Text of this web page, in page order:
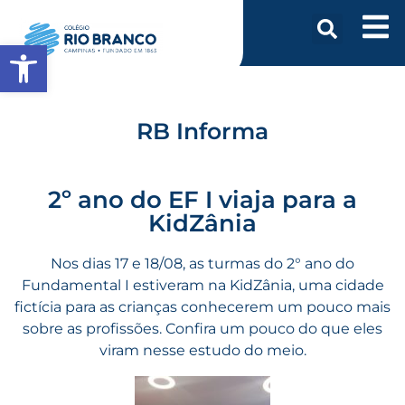
RB Informa
2º ano do EF I viaja para a
KidZânia
Nos dias 17 e 18/08, as turmas do 2° ano do
Fundamental I estiveram na KidZânia, uma cidade
fictícia para as crianças conhecerem um pouco mais
sobre as profissões. Confira um pouco do que eles
viram nesse estudo do meio.
Abrir a barra de ferramentas